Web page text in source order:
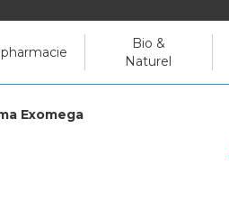
Bio &
Naturel
Exomega